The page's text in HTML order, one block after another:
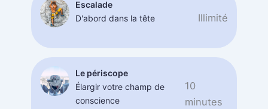
Escalade
D'abord dans la tête
Illimité
Le périscope
Élargir votre champ de
conscience
10
minutes